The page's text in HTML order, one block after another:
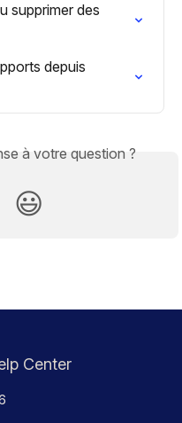
supprimer des
depuis
à votre question ?
😃